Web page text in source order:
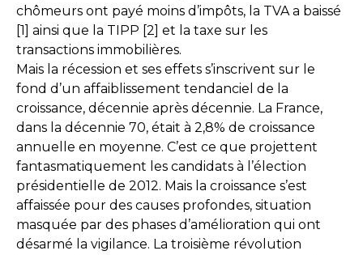
chômeurs ont payé moins d’impôts, la TVA a baissé
[1] ainsi que la TIPP [2] et la taxe sur les
transactions immobilières.
Mais la récession et ses effets s’inscrivent sur le
fond d’un affaiblissement tendanciel de la
croissance, décennie après décennie. La France,
dans la décennie 70, était à 2,8% de croissance
annuelle en moyenne. C’est ce que projettent
fantasmatiquement les candidats à l’élection
présidentielle de 2012. Mais la croissance s’est
affaissée pour des causes profondes, situation
masquée par des phases d’amélioration qui ont
désarmé la vigilance. La troisième révolution